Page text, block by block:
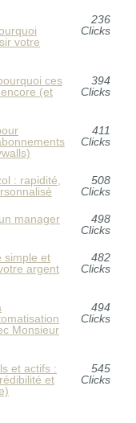
votre
236
Clicks
ces
(et
394
Clicks
411
Clicks
: rapidité,
508
Clicks
manager
498
Clicks
simple et
argent
482
Clicks
Monsieur
494
Clicks
et actifs :
et
545
Clicks